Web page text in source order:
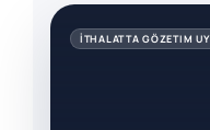
İTHALATTA GÖZETIM